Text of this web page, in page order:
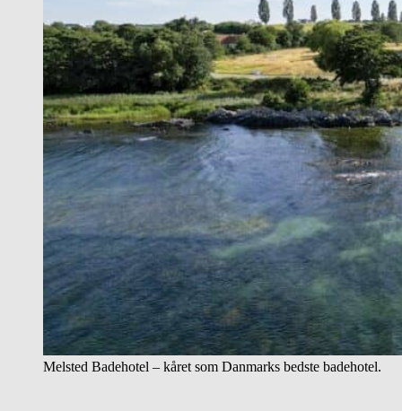
Melsted Badehotel – kåret som Danmarks bedste badehotel.